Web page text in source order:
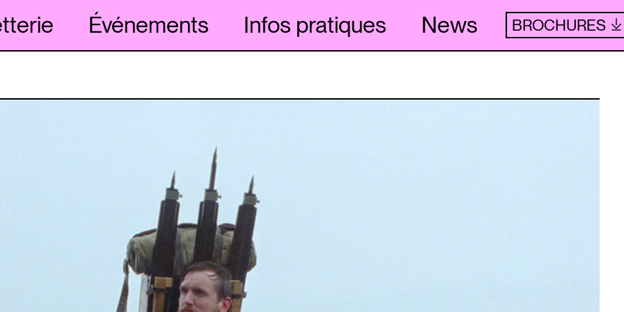
Événements Infos pratiques News BROCHURES